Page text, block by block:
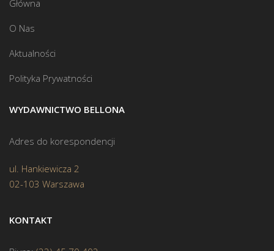
Główna
O Nas
Aktualności
Polityka Prywatności
WYDAWNICTWO BELLONA
Adres do korespondencji
ul. Hankiewicza 2
02-103 Warszawa
KONTAKT